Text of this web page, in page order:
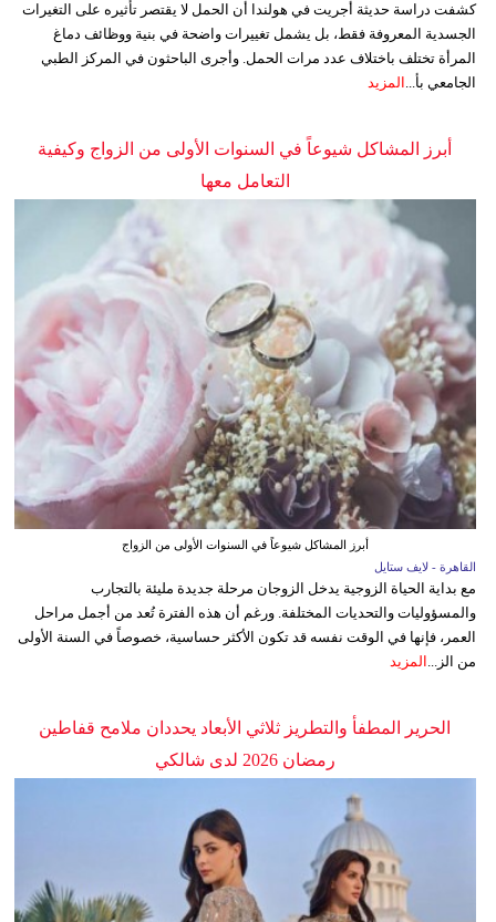
كشفت دراسة حديثة أجريت في هولندا أن الحمل لا يقتصر تأثيره على التغيرات
الجسدية المعروفة فقط، بل يشمل تغييرات واضحة في بنية ووظائف دماغ
المرأة تختلف باختلاف عدد مرات الحمل. وأجرى الباحثون في المركز الطبي
الجامعي بأ... المزيد
أبرز المشاكل شيوعاً في السنوات الأولى من الزواج وكيفية
التعامل معها
أبرز المشاكل شيوعاً في السنوات الأولى من الزواج
القاهرة - لايف ستايل
مع بداية الحياة الزوجية يدخل الزوجان مرحلة جديدة مليئة بالتجارب
والمسؤوليات والتحديات المختلفة. ورغم أن هذه الفترة تُعد من أجمل مراحل
العمر، فإنها في الوقت نفسه قد تكون الأكثر حساسية، خصوصاً في السنة الأولى
من الز...
المزيد
الحرير المطفأ والتطريز ثلاثي الأبعاد يحددان ملامح قفاطين
رمضان 2026 لدى شالكي